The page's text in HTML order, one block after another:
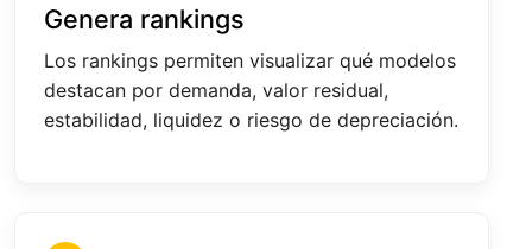
Genera rankings
Los rankings permiten visualizar qué modelos
destacan por demanda, valor residual,
estabilidad, liquidez o riesgo de depreciación.